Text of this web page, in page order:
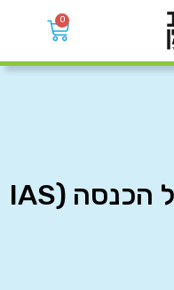
0
שיעור 11 – מסים על הכנסה (IAS